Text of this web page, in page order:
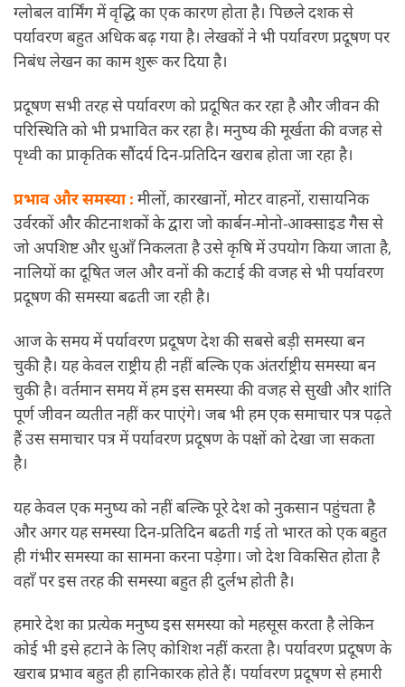
ग्लोबल वार्मिंग में वृद्धि का एक कारण होता है। पिछले दशक से
पर्यावरण बहुत अधिक बढ़ गया है। लेखकों ने भी पर्यावरण प्रदूषण पर
निबंध लेखन का काम शुरू कर दिया है।
प्रदूषण सभी तरह से पर्यावरण को प्रदूषित कर रहा है और जीवन की
परिस्थिति को भी प्रभावित कर रहा है। मनुष्य की मूर्खता की वजह से
पृथ्वी का प्राकृतिक सौंदर्य दिन-प्रतिदिन खराब होता जा रहा है।
प्रभाव और समस्या : मीलों, कारखानों, मोटर वाहनों, रासायनिक
उर्वरकों और कीटनाशकों के द्वारा जो कार्बन-मोनो-आक्साइड गैस से
जो अपशिष्ट और धुआँ निकलता है उसे कृषि में उपयोग किया जाता है,
नालियों का दूषित जल और वनों की कटाई की वजह से भी पर्यावरण
प्रदूषण की समस्या बढती जा रही है।
आज के समय में पर्यावरण प्रदूषण देश की सबसे बड़ी समस्या बन
चुकी है। यह केवल राष्ट्रीय ही नहीं बल्कि एक अंतर्राष्ट्रीय समस्या बन
चुकी है। वर्तमान समय में हम इस समस्या की वजह से सुखी और शांति
पूर्ण जीवन व्यतीत नहीं कर पाएंगे। जब भी हम एक समाचार पत्र पढ़ते
हैं उस समाचार पत्र में पर्यावरण प्रदूषण के पक्षों को देखा जा सकता
है।
यह केवल एक मनुष्य को नहीं बल्कि पूरे देश को नुकसान पहुंचता है
और अगर यह समस्या दिन-प्रतिदिन बढती गई तो भारत को एक बहुत
ही गंभीर समस्या का सामना करना पड़ेगा। जो देश विकसित होता है
वहाँ पर इस तरह की समस्या बहुत ही दुर्लभ होती है।
हमारे देश का प्रत्येक मनुष्य इस समस्या को महसूस करता है लेकिन
कोई भी इसे हटाने के लिए कोशिश नहीं करता है। पर्यावरण प्रदूषण के
खराब प्रभाव बहुत ही हानिकारक होते हैं। पर्यावरण प्रदूषण से हमारी